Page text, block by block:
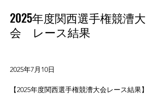
2025年度関西選手権競漕大
会 レース結果
2025年7月10日
【2025年度関西選手権競漕大会レース結果】